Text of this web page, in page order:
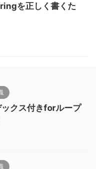
を正しく書くた
クス付きforループ